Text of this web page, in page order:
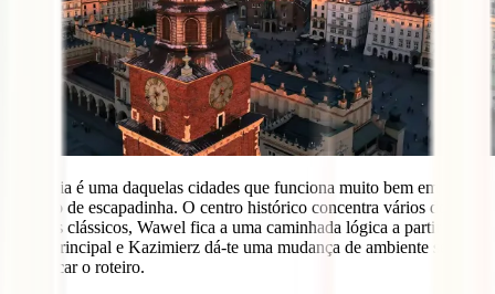
Cracóvia é uma daquelas cidades que funciona muito bem em
formato de escapadinha. O centro histórico concentra vários dos
grandes clássicos, Wawel fica a uma caminhada lógica a partir da
praça principal e Kazimierz dá-te uma mudança de ambiente sem
complicar o roteiro.